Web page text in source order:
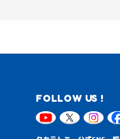
FOLLOW US !